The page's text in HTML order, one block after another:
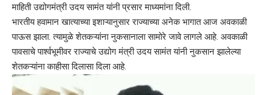
माहिती उद्योगमंत्री उदय सामंत यांनी प्रसार माध्यमांना दिली.
भारतीय हवामान खात्याच्या इशाऱ्यानुसार राज्याच्या अनेक भागात आज अवकाळी
पाऊस झाला. त्यामुळे शेतकऱ्यांना नुकसानाला सामोरे जावे लागले आहे. अवकाळी
पावसाचे पार्श्वभूमीवर राज्याचे उद्योग मंत्री उदय सामंत यांनी नुकसान झालेल्या
शेतकऱ्यांना काहीसा दिलासा दिला आहे.